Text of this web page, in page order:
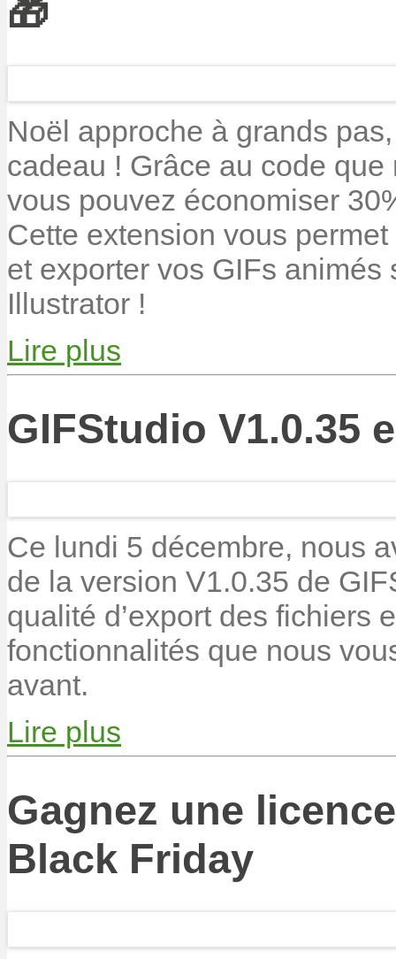
🎁
Noël approche à grands
cadeau ! Grâce au code
vous pouvez économiser
Cette extension vous
et exporter vos GIFs
Illustrator !
Lire plus
GIFStudio V1.0.35
Ce lundi 5 décembre, nous
de la version V1.0.35 de
qualité d’export des fichiers
fonctionnalités que nous
avant.
Lire plus
Gagnez une
Black Friday